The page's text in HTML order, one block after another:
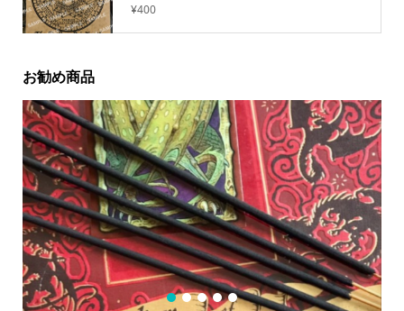
¥400
お勧め商品
1 2 3 4 5